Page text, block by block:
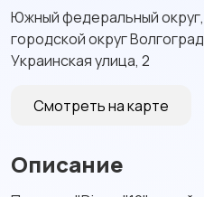
Южный федеральный
городской округ
Украинская улица, 2
Смотреть на карте
Описание